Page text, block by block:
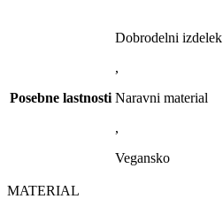
Posebne lastnosti
Dobrodelni izdelek
,
Naravni material
,
Vegansko
MATERIAL